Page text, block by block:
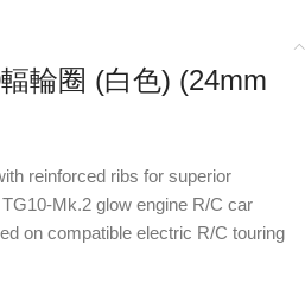
輪圈 (白色) (24mm
reinforced ribs for superior
Mk.2 glow engine R/C car
on compatible electric R/C touring